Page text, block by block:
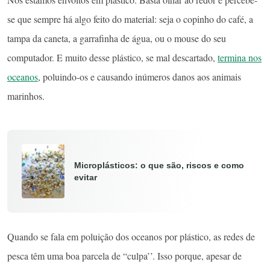
se que sempre há algo feito do material: seja o copinho do café, a
tampa da caneta, a garrafinha de água, ou o mouse do seu
computador. E muito desse plástico, se mal descartado, termina nos
oceanos, poluindo-os e causando inúmeros danos aos animais
marinhos.
Microplásticos: o que são, riscos e como
evitar
Quando se fala em poluição dos oceanos por plástico, as redes de
pesca têm uma boa parcela de “culpa’’. Isso porque, apesar de